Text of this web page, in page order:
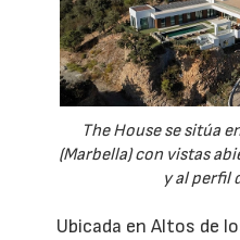
The House se sitúa
(Marbella) con vistas
y al perfil
Ubicada en Altos de